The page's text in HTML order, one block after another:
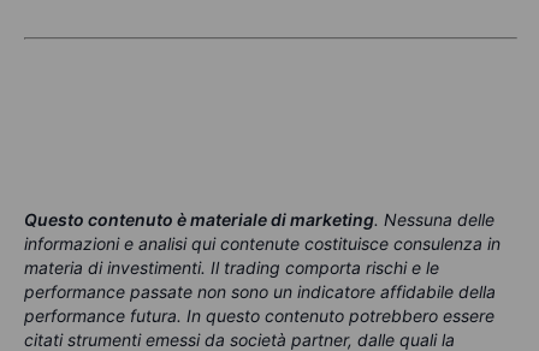
Questo contenuto è materiale di marketing. Nessuna delle
informazioni e analisi qui contenute costituisce consulenza in
materia di investimenti. Il trading comporta rischi e le
performance passate non sono un indicatore affidabile della
performance futura. In questo contenuto potrebbero essere
citati strumenti emessi da società partner, dalle quali la